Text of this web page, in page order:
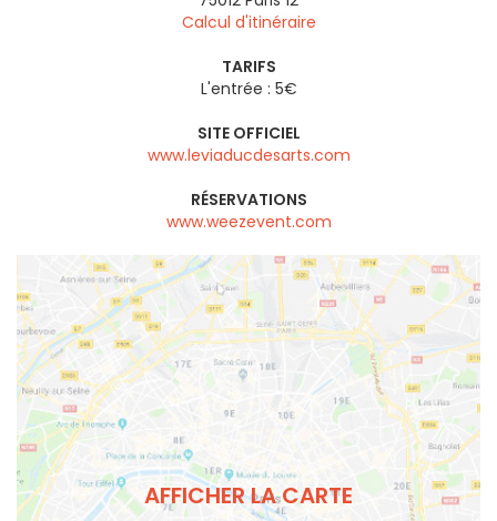
Calcul d'itinéraire
TARIFS
L'entrée : 5€
SITE OFFICIEL
www.leviaducdesarts.com
RÉSERVATIONS
www.weezevent.com
AFFICHER LA CARTE